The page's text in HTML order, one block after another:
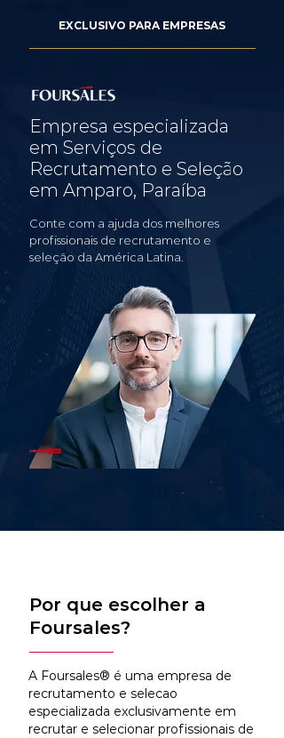
EXCLUSIVO PARA EMPRESAS
Empresa especializada
em Serviços de
Recrutamento e Seleção
em Amparo, Paraíba
Conte com a ajuda dos melhores
profissionais de recrutamento e
seleção da América Latina.
Por que escolher a
Foursales?
A Foursales® é uma empresa de
recrutamento e selecao
especializada exclusivamente em
recrutar e selecionar profissionais de